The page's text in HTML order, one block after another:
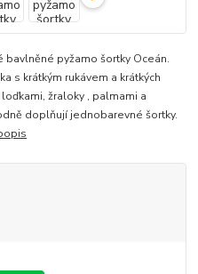
bavlněné pyžamo šortky Oceán.
s krátkým rukávem a krátkých
žraloky , palmami a
doplňují jednobarevné šortky.